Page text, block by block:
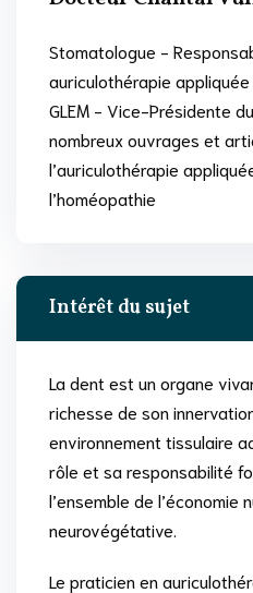
Stomatologue -
auriculothérapie
GLEM - Vice-Présidente
nombreux ouvrages et
l’auriculothérapie
l’homéopathie
Intérêt du sujet
La dent est un organe
richesse de son
environnement tissulaire
rôle et sa responsabilité
l’ensemble de l’économie
neurovégétative.
Le praticien en